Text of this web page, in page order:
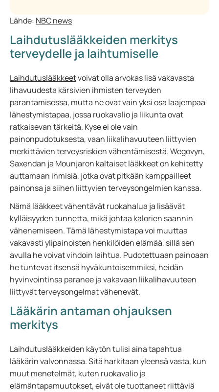
Lähde: NBC news
Laihdutuslääkkeiden merkitys
terveydelle ja laihtumiselle
Laihdutuslääkkeetvoivat olla arvokas lisä vakavasta
lihavuudesta kärsivien ihmisten terveyden
parantamisessa, mutta ne ovat vain yksi osa laajempaa
lähestymistapaa, jossa ruokavalio ja liikunta ovat
ratkaisevan tärkeitä. Kyse ei ole vain
painonpudotuksesta, vaan liikalihavuuteen liittyvien
merkittävien terveysriskien vähentämisestä. Wegovyn,
Saxendan ja Mounjaron kaltaiset lääkkeet on kehitetty
auttamaan ihmisiä, jotka ovat pitkään kamppailleet
painonsa ja siihen liittyvien terveysongelmien kanssa.
Nämä lääkkeet vähentävät ruokahalua ja lisäävät
kylläisyyden tunnetta, mikä johtaa kalorien saannin
vähenemiseen. Tämä lähestymistapa voi muuttaa
vakavasti ylipainoisten henkilöiden elämää, sillä sen
avulla he voivat vihdoin laihtua. Pudotettuaan painoaan
he tuntevat itsensä hyväkuntoisemmiksi, heidän
hyvinvointinsa paranee ja vakavaan liikalihavuuteen
liittyvät terveysongelmat vähenevät.
Lääkärin antaman ohjauksen
merkitys
Laihdutuslääkkeiden käytön tulisi aina tapahtua
lääkärin valvonnassa. Sitä harkitaan yleensä vasta, kun
muut menetelmät, kuten ruokavalio ja
elämäntapamuutokset, eivät ole tuottaneet riittäviä